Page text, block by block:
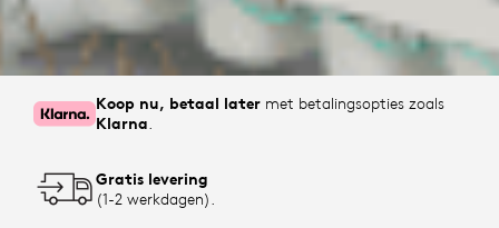
Koop nu, betaal later met betalingsopties zoals
Klarna.
Gratis levering
(1-2 werkdagen).